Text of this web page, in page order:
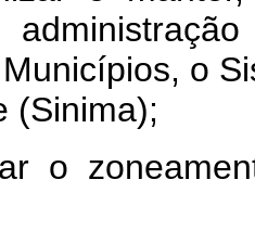
o
(Sinima);
o